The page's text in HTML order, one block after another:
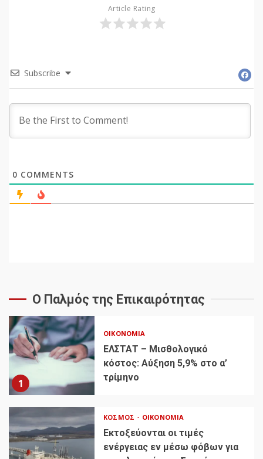
Article Rating
Subscribe
0 COMMENTS
Ο Παλμός της Επικαιρότητας
1
ΟΙΚΟΝΟΜΊΑ
ΕΛΣΤΑΤ – Μισθολογικό
κόστος: Αύξηση 5,9% στο α’
τρίμηνο
ΚΌΣΜΟΣ ΟΙΚΟΝΟΜΊΑ
Εκτοξεύονται οι τιμές
ενέργειας εν μέσω φόβων για